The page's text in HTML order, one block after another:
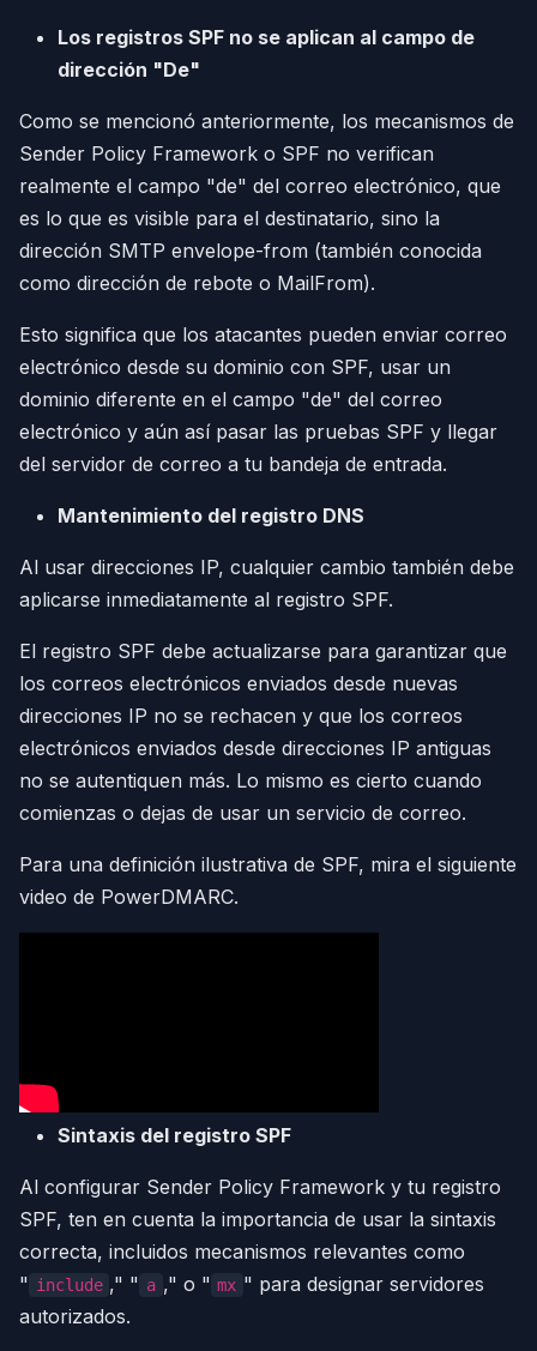
Los registros SPF no se aplican al campo de
dirección "De"
Como se mencionó anteriormente, los mecanismos de
Sender Policy Framework o SPF no verifican
realmente el campo "de" del correo electrónico, que
es lo que es visible para el destinatario, sino la
dirección SMTP envelope-from (también conocida
como dirección de rebote o MailFrom).
Esto significa que los atacantes pueden enviar correo
electrónico desde su dominio con SPF, usar un
dominio diferente en el campo "de" del correo
electrónico y aún así pasar las pruebas SPF y llegar
del servidor de correo a tu bandeja de entrada.
Mantenimiento del registro DNS
Al usar direcciones IP, cualquier cambio también debe
aplicarse inmediatamente al registro SPF.
El registro SPF debe actualizarse para garantizar que
los correos electrónicos enviados desde nuevas
direcciones IP no se rechacen y que los correos
electrónicos enviados desde direcciones IP antiguas
no se autentiquen más. Lo mismo es cierto cuando
comienzas o dejas de usar un servicio de correo.
Para una definición ilustrativa de SPF, mira el siguiente
video de PowerDMARC.
Sintaxis del registro SPF
Al configurar Sender Policy Framework y tu registro
SPF, ten en cuenta la importancia de usar la sintaxis
correcta, incluidos mecanismos relevantes como
" include ," " a ," o " mx " para designar servidores
autorizados.